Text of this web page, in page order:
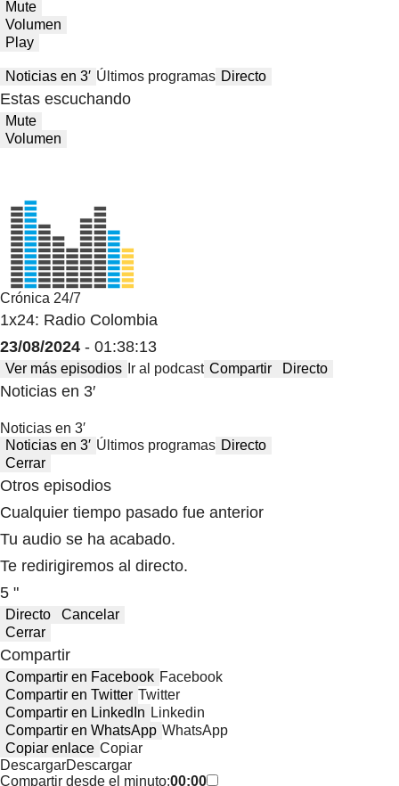
Mute
Volumen
Play
Noticias en 3′ Últimos programas Directo
Estas escuchando
Mute
Volumen
Crónica 24/7
1x24: Radio Colombia
23/08/2024 - 01:38:13
Ver más episodios Ir al podcast Compartir Directo
Noticias en 3′
Noticias en 3′
Noticias en 3′ Últimos programas Directo
Cerrar
Otros episodios
Cualquier tiempo pasado fue anterior
Tu audio se ha acabado.
Te redirigiremos al directo.
5 "
Directo
Cancelar
Cerrar
Compartir
Compartir en Facebook Facebook
Compartir en Twitter Twitter
Compartir en LinkedIn Linkedin
Compartir en WhatsApp WhatsApp
Copiar enlace Copiar
DescargarDescargar
Compartir desde el minuto:00:00